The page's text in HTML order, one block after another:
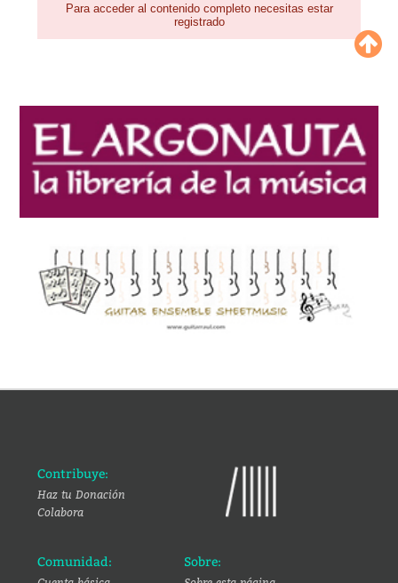
Para acceder al contenido completo necesitas estar
registrado
Contribuye:
Haz tu Donación
Colabora
Comunidad: Sobre: